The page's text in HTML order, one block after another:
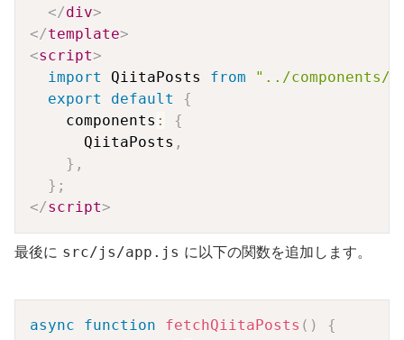
</div>
</template>
<script>
import
QiitaPosts from
"../
export
default
{
    components
:
{
      QiitaPosts
,
} ,
} ;
</script>
最後に src/js/app.js に以下の関数を追加します。
async function fetchQiitaPosts ( )
{